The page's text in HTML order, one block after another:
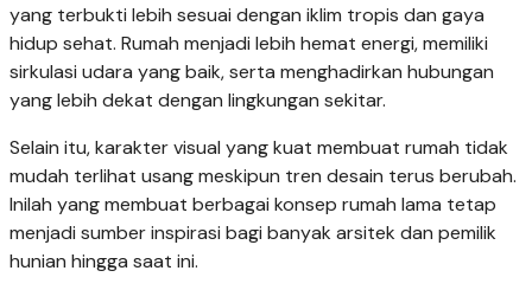
yang terbukti lebih sesuai dengan iklim tropis dan gaya
hidup sehat. Rumah menjadi lebih hemat energi, memiliki
sirkulasi udara yang baik, serta menghadirkan hubungan
yang lebih dekat dengan lingkungan sekitar.
Selain itu, karakter visual yang kuat membuat rumah tidak
mudah terlihat usang meskipun tren desain terus berubah.
Inilah yang membuat berbagai konsep rumah lama tetap
menjadi sumber inspirasi bagi banyak arsitek dan pemilik
hunian hingga saat ini.